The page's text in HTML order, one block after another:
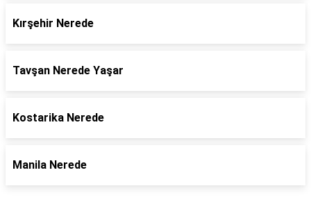
Kırşehir Nerede
Tavşan Nerede Yaşar
Kostarika Nerede
Manila Nerede